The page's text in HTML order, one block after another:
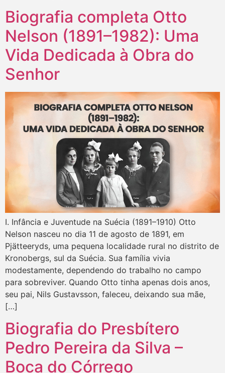
Biografia completa Otto
Nelson (1891–1982): Uma
Vida Dedicada à Obra do
Senhor
I. Infância e Juventude na Suécia (1891–1910) Otto
Nelson nasceu no dia 11 de agosto de 1891, em
Pjätteeryds, uma pequena localidade rural no distrito de
Kronobergs, sul da Suécia. Sua família vivia
modestamente, dependendo do trabalho no campo
para sobreviver. Quando Otto tinha apenas dois anos,
seu pai, Nils Gustavsson, faleceu, deixando sua mãe,
[…]
Biografia do Presbítero
Pedro Pereira da Silva –
Boca do Córrego